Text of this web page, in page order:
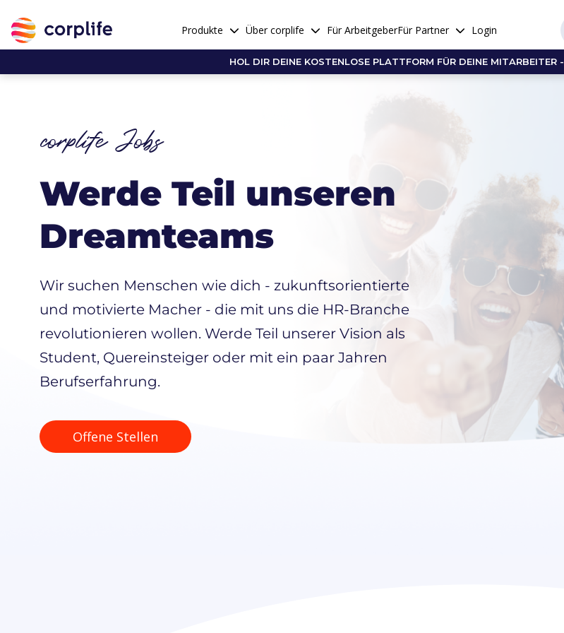
Produkte Über corplife Für ArbeitgeberFür Partner Login
HOL DIR DEINE KOSTENLOSE PLATTFORM FÜR DEINE MITARBEITER -
corplife Jobs
Werde Teil unseren
Dreamteams
Wir suchen Menschen wie dich - zukunftsorientierte
und motivierte Macher - die mit uns die HR-Branche
revolutionieren wollen. Werde Teil unserer Vision als
Student, Quereinsteiger oder mit ein paar Jahren
Berufserfahrung.
Offene Stellen